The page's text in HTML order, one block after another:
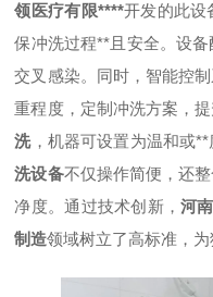
领医疗有限****开发的此设
保冲洗过程**且安全。设
交叉感染。同时，智能控
重程度，定制冲洗方案，
洗，机器可设置为温和或
洗设备不仅操作简便，还
净度。通过技术创新，河
制造领域树立了高标准，为